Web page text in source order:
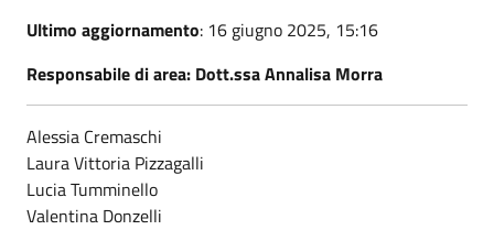
Ultimo aggiornamento: 16 giugno 2025, 15:16
Responsabile di area: Dott.ssa Annalisa Morra
Alessia Cremaschi
Laura Vittoria Pizzagalli
Lucia Tumminello
Valentina Donzelli